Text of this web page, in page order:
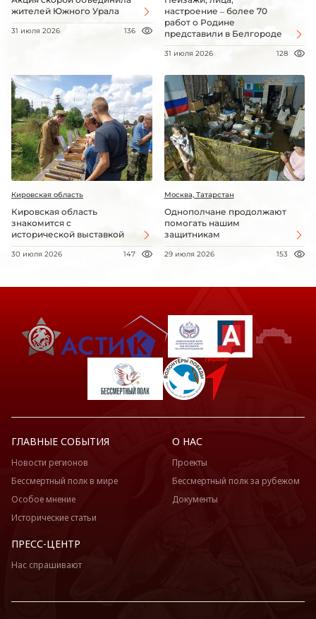
жителей Южного Урала
31 июля 2026 136
настроение – более 70
работ о Родине
представили в Белгороде
31 июля 2026 128
Кировская область
Кировская область
знакомится с
исторической выставкой
30 июля 2026 147
Москва, Татарстан
Однополчане продолжают
помогать нашим
защитникам
29 июля 2026 153
ГЛАВНЫЕ СОБЫТИЯ
Новости регионов
Бессмертный полк в мире
Особое мнение
Исторические статьи
О НАС
Проекты
Бессмертный полк за рубежом
Документы
ПРЕСС-ЦЕНТР
Нас спрашивают